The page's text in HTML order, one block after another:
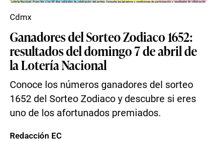
Ganadores del Sorteo Zodiaco 1652:
resultados del domingo 7 de abril de
la Lotería Nacional
Conoce los números ganadores del sorteo
1652 del Sorteo Zodiaco y descubre si eres
uno de los afortunados premiados.
Cdmx
Redacción EC